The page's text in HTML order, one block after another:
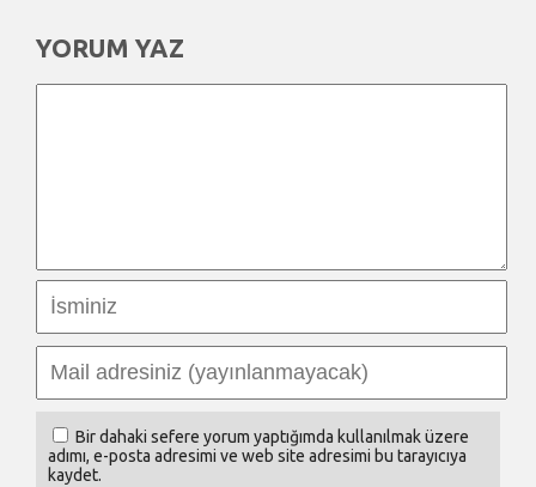
YORUM YAZ
Bir dahaki sefere yorum yaptığımda kullanılmak üzere
adımı, e-posta adresimi ve web site adresimi bu tarayıcıya
kaydet.